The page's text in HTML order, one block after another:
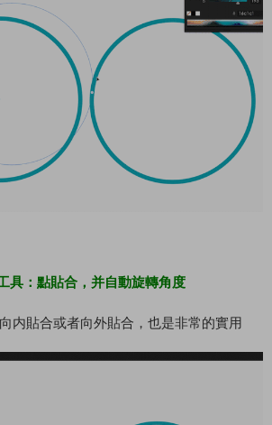
具：點貼合，并自動旋轉角度
内貼合或者向外貼合，也是非常的實用